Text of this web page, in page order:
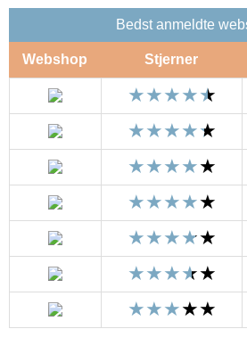
Bedst anmeldte
Webshop Stjerner